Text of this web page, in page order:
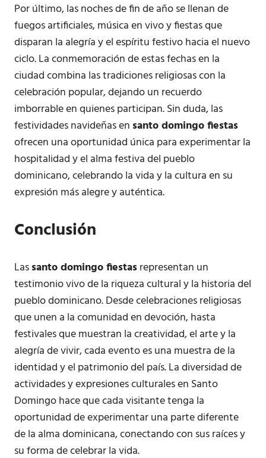
Por último, las noches de fin de año se llenan de
fuegos artificiales, música en vivo y fiestas que
disparan la alegría y el espíritu festivo hacia el nuevo
ciclo. La conmemoración de estas fechas en la
ciudad combina las tradiciones religiosas con la
celebración popular, dejando un recuerdo
imborrable en quienes participan. Sin duda, las
festividades navideñas en santo domingo fiestas
ofrecen una oportunidad única para experimentar la
hospitalidad y el alma festiva del pueblo
dominicano, celebrando la vida y la cultura en su
expresión más alegre y auténtica.
Conclusión
Lassanto domingo fiestasrepresentan un
testimonio vivo de la riqueza cultural y la historia del
pueblo dominicano. Desde celebraciones religiosas
que unen a la comunidad en devoción, hasta
festivales que muestran la creatividad, el arte y la
alegría de vivir, cada evento es una muestra de la
identidad y el patrimonio del país. La diversidad de
actividades y expresiones culturales en Santo
Domingo hace que cada visitante tenga la
oportunidad de experimentar una parte diferente
de la alma dominicana, conectando con sus raíces y
su forma de celebrar la vida.